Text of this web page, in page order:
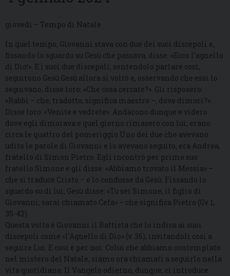
giovedì – Tempo di Natale
In quel tempo, Giovanni stava con due dei suoi discepoli e,
fissando lo sguardo su Gesù che passava, disse: «Ecco l’agnello
di Dio!». E i suoi due discepoli, sentendolo parlare così,
seguirono Gesù.Gesù allora si voltò e, osservando che essi lo
seguivano, disse loro: «Che cosa cercate?». Gli risposero:
«Rabbì – che, tradotto, significa maestro –, dove dimori?».
Disse loro: «Venite e vedrete». Andarono dunque e videro
dove egli dimorava e quel giorno rimasero con lui; erano
circa le quattro del pomeriggio.Uno dei due che avevano
udito le parole di Giovanni e lo avevano seguito, era Andrea,
fratello di Simon Pietro. Egli incontrò per primo suo
fratello Simone e gli disse: «Abbiamo trovato il Messia» –
che si traduce Cristo – e lo condusse da Gesù. Fissando lo
sguardo su di lui, Gesù disse: «Tu sei Simone, il figlio di
Giovanni; sarai chiamato Cefa» – che significa Pietro (Gv 1,
35-42).
Questa volta è Giovanni il Battista che lo indica ai suoi
discepoli come «l’Agnello di Dio» (v. 36), invitandoli così a
seguire Lui. E così è per noi: Colui che abbiamo contemplato
nel mistero del Natale, siamo ora chiamati a seguirlo nella
vita quotidiana. Il Vangelo odierno, dunque, ci introduce